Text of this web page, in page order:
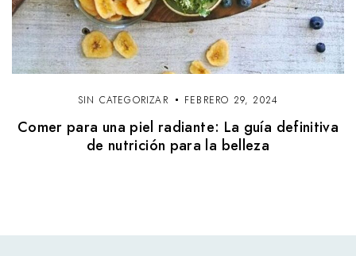
SIN CATEGORIZAR FEBRERO 29, 2024
Comer para una piel radiante: La guía definitiva
de nutrición para la belleza